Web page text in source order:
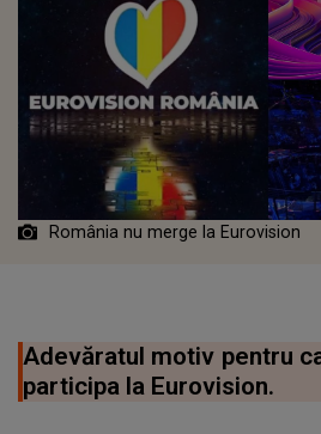
România nu merge la Eurovision
Adevăratul motiv pentru
participa la Eurovision.